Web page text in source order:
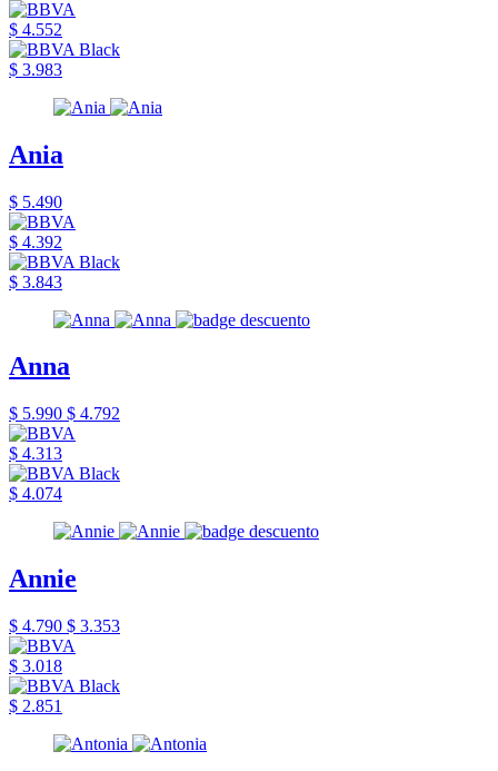
$ 4.552
$ 3.983
Ania
$ 5.490
$ 4.392
$ 3.843
Anna
$ 5.990 $ 4.792
$ 4.313
$ 4.074
Annie
$ 4.790 $ 3.353
$ 3.018
$ 2.851